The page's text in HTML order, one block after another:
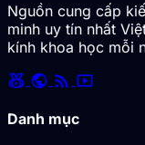
Nguồn cung cấp
minh uy tín nhất
kính khoa học mỗi
social_leaderboard public rss_feed smart_display
Danh mục